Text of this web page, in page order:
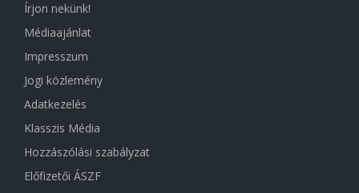
Írjon nekünk!
Médiaajánlat
Impresszum
Jogi közlemény
Adatkezelés
Klasszis Média
Hozzászólási szabályzat
Előfizetői ÁSZF